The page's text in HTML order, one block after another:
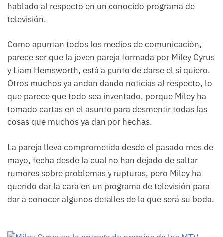
hablado al respecto en un conocido programa de
televisión.
Como apuntan todos los medios de comunicación,
parece ser que la joven pareja formada por Miley Cyrus
y Liam Hemsworth, está a punto de darse el sí quiero.
Otros muchos ya andan dando noticias al respecto, lo
que parece que todo sea inventado, porque Miley ha
tomado cartas en el asunto para desmentir todas las
cosas que muchos ya dan por hechas.
La pareja lleva comprometida desde el pasado mes de
mayo, fecha desde la cual no han dejado de saltar
rumores sobre problemas y rupturas, pero Miley ha
querido dar la cara en un programa de televisión para
dar a conocer algunos detalles de la que será su boda.